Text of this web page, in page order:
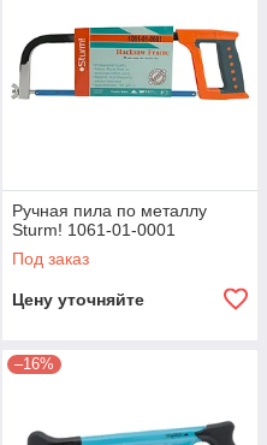
Ручная пила по металлу
Sturm! 1061-01-0001
Под заказ
Цену уточняйте
–16%